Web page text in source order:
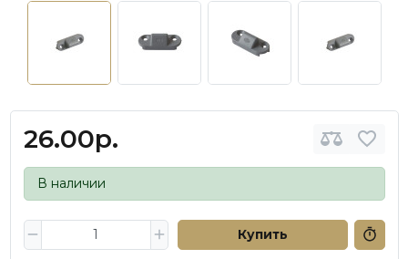
26.00р.
В наличии
Купить